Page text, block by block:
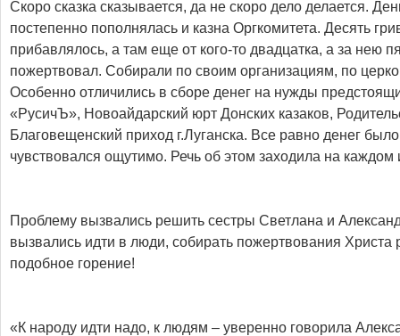
Скоро сказка сказывается, да не скоро дело делается.
постепенно пополнялась и казна Оргкомитета. Десять
прибавлялось, а там еще от кого-то двадцатка, а за нею
пожертвовал. Собирали по своим организациям, по
Особенно отличились в сборе денег на нужды
«РусичЪ», Новоайдарский юрт Донских казаков,
Благовещенский приход г.Луганска. Все равно денег
чувствовался ощутимо. Речь об этом заходила на
Проблему вызвались решить сестры Светлана и
вызвались идти в люди, собирать пожертвования
подобное горение!
«К народу идти надо, к людям – уверенно говорила